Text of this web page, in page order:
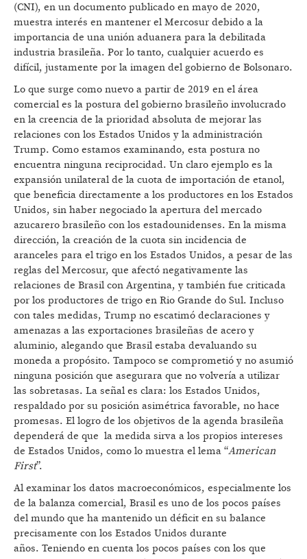
(CNI), en un documento publicado en mayo de 2020,
muestra interés en mantener el Mercosur debido a la
importancia de una unión aduanera para la debilitada
industria brasileña. Por lo tanto, cualquier acuerdo es
difícil, justamente por la imagen del gobierno de Bolsonaro.
Lo que surge como nuevo a partir de 2019 en el área
comercial es la postura del gobierno brasileño involucrado
en la creencia de la prioridad absoluta de mejorar las
relaciones con los Estados Unidos y la administración
Trump. Como estamos examinando, esta postura no
encuentra ninguna reciprocidad. Un claro ejemplo es la
expansión unilateral de la cuota de importación de etanol,
que beneficia directamente a los productores en los Estados
Unidos, sin haber negociado la apertura del mercado
azucarero brasileño con los estadounidenses. En la misma
dirección, la creación de la cuota sin incidencia de
aranceles para el trigo en los Estados Unidos, a pesar de las
reglas del Mercosur, que afectó negativamente las
relaciones de Brasil con Argentina, y también fue criticada
por los productores de trigo en Rio Grande do Sul. Incluso
con tales medidas, Trump no escatimó declaraciones y
amenazas a las exportaciones brasileñas de acero y
aluminio, alegando que Brasil estaba devaluando su
moneda a propósito. Tampoco se comprometió y no asumió
ninguna posición que asegurara que no volvería a utilizar
las sobretasas. La señal es clara: los Estados Unidos,
respaldado por su posición asimétrica favorable, no hace
promesas. El logro de los objetivos de la agenda brasileña
dependerá de que la medida sirva a los propios intereses
de Estados Unidos, como lo muestra el lema “American
First”.
Al examinar los datos macroeconómicos, especialmente los
de la balanza comercial, Brasil es uno de los pocos países
del mundo que ha mantenido un déficit en su balance
precisamente con los Estados Unidos durante
años. Teniendo en cuenta los pocos países con los que